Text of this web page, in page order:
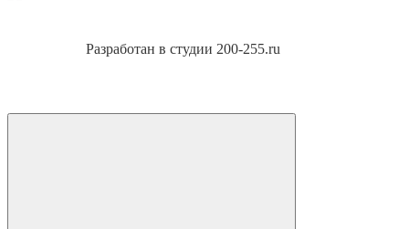
Разработан в студии 200-255.ru